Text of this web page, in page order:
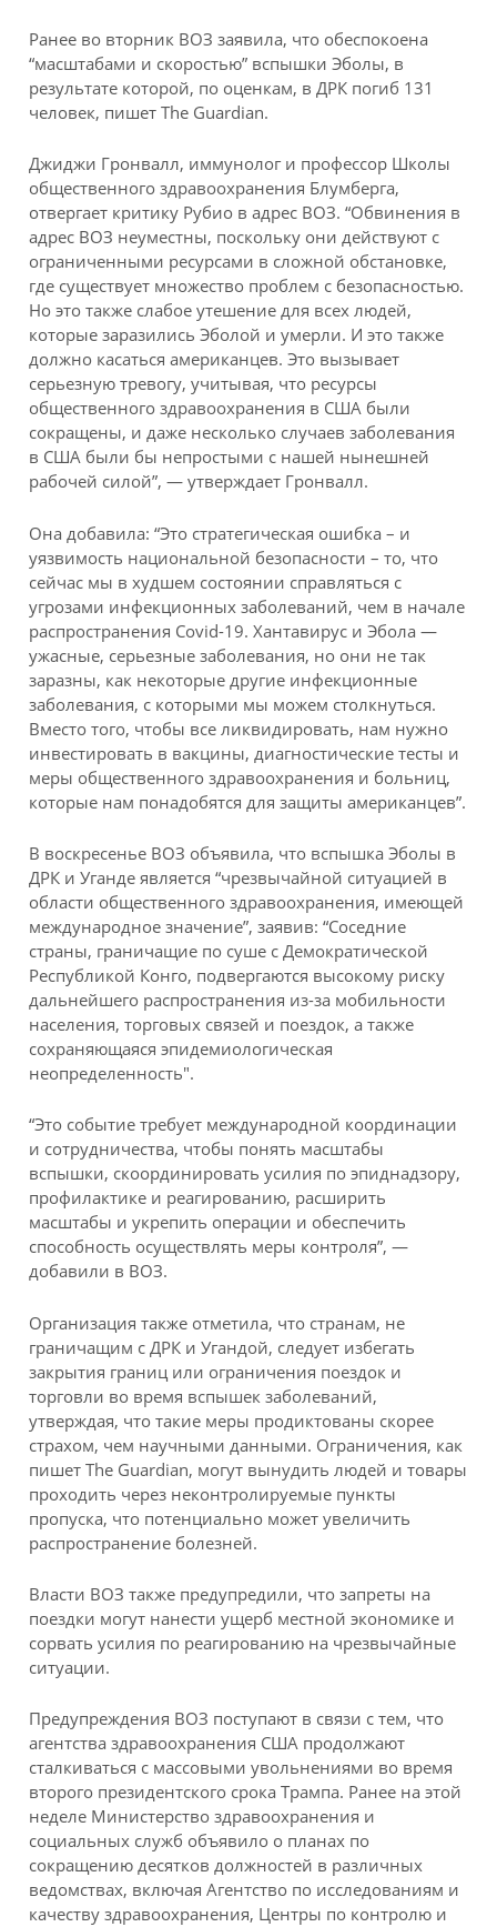
Ранее во вторник ВОЗ заявила, что обеспокоена
“масштабами и скоростью” вспышки Эболы, в
результате которой, по оценкам, в ДРК погиб 131
человек, пишет The Guardian.
Джиджи Гронвалл, иммунолог и профессор Школы
общественного здравоохранения Блумберга,
отвергает критику Рубио в адрес ВОЗ. “Обвинения в
адрес ВОЗ неуместны, поскольку они действуют с
ограниченными ресурсами в сложной обстановке,
где существует множество проблем с безопасностью.
Но это также слабое утешение для всех людей,
которые заразились Эболой и умерли. И это также
должно касаться американцев. Это вызывает
серьезную тревогу, учитывая, что ресурсы
общественного здравоохранения в США были
сокращены, и даже несколько случаев заболевания
в США были бы непростыми с нашей нынешней
рабочей силой”, — утверждает Гронвалл.
Она добавила: “Это стратегическая ошибка – и
уязвимость национальной безопасности – то, что
сейчас мы в худшем состоянии справляться с
угрозами инфекционных заболеваний, чем в начале
распространения Covid-19. Хантавирус и Эбола —
ужасные, серьезные заболевания, но они не так
заразны, как некоторые другие инфекционные
заболевания, с которыми мы можем столкнуться.
Вместо того, чтобы все ликвидировать, нам нужно
инвестировать в вакцины, диагностические тесты и
меры общественного здравоохранения и больниц,
которые нам понадобятся для защиты американцев”.
В воскресенье ВОЗ объявила, что вспышка Эболы в
ДРК и Уганде является “чрезвычайной ситуацией в
области общественного здравоохранения, имеющей
международное значение”, заявив: “Соседние
страны, граничащие по суше с Демократической
Республикой Конго, подвергаются высокому риску
дальнейшего распространения из-за мобильности
населения, торговых связей и поездок, а также
сохраняющаяся эпидемиологическая
неопределенность".
“Это событие требует международной координации
и сотрудничества, чтобы понять масштабы
вспышки, скоординировать усилия по эпиднадзору,
профилактике и реагированию, расширить
масштабы и укрепить операции и обеспечить
способность осуществлять меры контроля”, —
добавили в ВОЗ.
Организация также отметила, что странам, не
граничащим с ДРК и Угандой, следует избегать
закрытия границ или ограничения поездок и
торговли во время вспышек заболеваний,
утверждая, что такие меры продиктованы скорее
страхом, чем научными данными. Ограничения, как
пишет The Guardian, могут вынудить людей и товары
проходить через неконтролируемые пункты
пропуска, что потенциально может увеличить
распространение болезней.
Власти ВОЗ также предупредили, что запреты на
поездки могут нанести ущерб местной экономике и
сорвать усилия по реагированию на чрезвычайные
ситуации.
Предупреждения ВОЗ поступают в связи с тем, что
агентства здравоохранения США продолжают
сталкиваться с массовыми увольнениями во время
второго президентского срока Трампа. Ранее на этой
неделе Министерство здравоохранения и
социальных служб объявило о планах по
сокращению десятков должностей в различных
ведомствах, включая Агентство по исследованиям и
качеству здравоохранения, Центры по контролю и